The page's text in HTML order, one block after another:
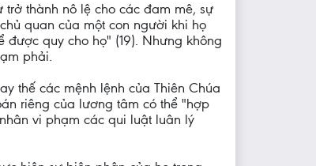
thành nô lệ cho các đam mê, sự
quan của một con người khi họ
quy cho họ" (19). Nhưng không
phải.
thế các mệnh lệnh của Thiên Chúa
riêng của lương tâm có thể "hợp
vi phạm các qui luật luân lý